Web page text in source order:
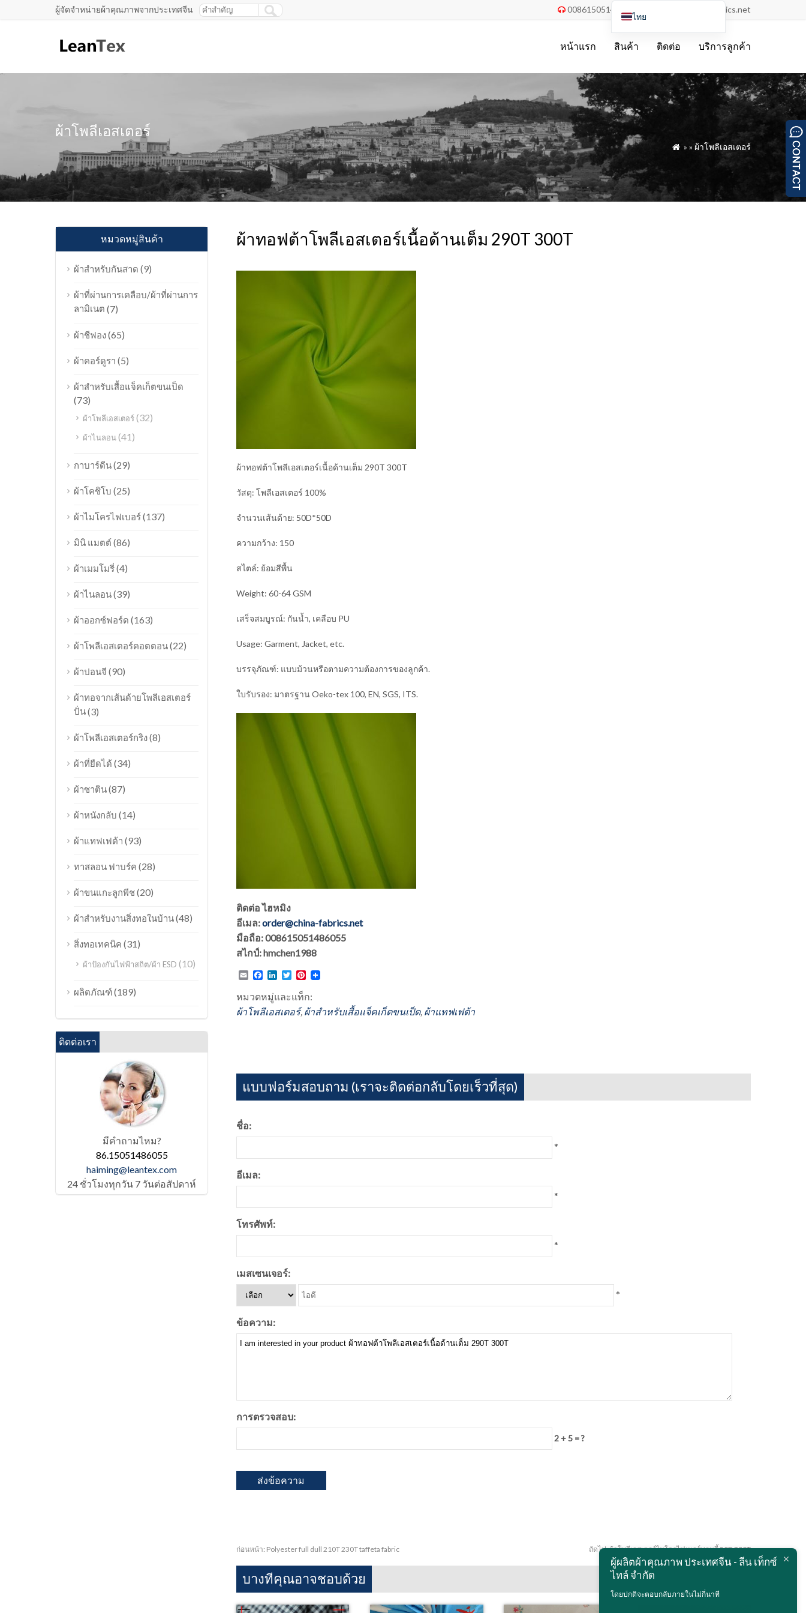
ผู้จัดจำหน่ายผ้าคุณภาพจากประเทศจีน  008615051486055 order@china-fabrics.net
หน้าแรก สินค้า ติดต่อ บริการลูกค้า
ผ้าโพลีเอสเตอร์
 » » ผ้าโพลีเอสเตอร์
ผ้าทอฟต้าโพลีเอสเตอร์เนื้อด้านเต็ม 290T 300T
ผ้าทอฟต้าโพลีเอสเตอร์เนื้อด้านเต็ม 290T 300T
วัสดุ: โพลีเอสเตอร์ 100%
จำนวนเส้นด้าย: 50D*50D
ความกว้าง: 150
สไตล์: ย้อมสีพื้น
Weight: 60-64 GSM
เสร็จสมบูรณ์: กันน้ำ, เคลือบ PU
Usage: Garment, Jacket, etc.
บรรจุภัณฑ์: แบบม้วนหรือตามความต้องการของลูกค้า.
ใบรับรอง: มาตรฐาน Oeko-tex 100, EN, SGS, ITS.
ติดต่อ ไฮหมิง
อีเมล:order@china-fabrics.net
มือถือ: 008615051486055
สไกป์: hmchen1988
EmailFacebook
LinkedIn
TwitterPinterest
หมวดหมู่และแท็ก:
ผ้าโพลีเอสเตอร์, ผ้าสำหรับเสื้อแจ็คเก็ตขนเป็ด, ผ้าแทฟเฟต้า
แบบฟอร์มสอบถาม (เราจะติดต่อกลับโดยเร็วที่สุด)
ชื่อ:
*
อีเมล:
*
โทรศัพท์:
*
เมสเซนเจอร์:
*
ข้อความ:
การตรวจสอบ:
2 + 5 = ?
ก่อนหน้า: Polyester full dull 210T 230T taffeta fabric ถัดไป:ผ้าโพลีเอสเตอร์ไมโครไฟเบอร์พอนจี้ 50D 300T
บางทีคุณอาจชอบด้วย
หมวดหมู่สินค้า
ผ้าสำหรับกันสาด (9)
ผ้าที่ผ่านการเคลือบ/ผ้าที่ผ่านการ
ลามิเนต (7)
ผ้าชีฟอง(65)
ผ้าคอร์ดูรา (5)
ผ้าสำหรับเสื้อแจ็คเก็ตขนเป็ด
(73)
ผ้าโพลีเอสเตอร์(32)
ผ้าไนลอน(41)
กาบาร์ดีน(29)
ผ้าโคชิโบ (25)
ผ้าไมโครไฟเบอร์(137)
มินิ แมตต์(86)
ผ้าเมมโมรี่(4)
ผ้าไนลอน(39)
ผ้าออกซ์ฟอร์ด (163)
ผ้าโพลีเอสเตอร์คอตตอน(22)
ผ้าปอนจี (90)
ผ้าทอจากเส้นด้ายโพลีเอสเตอร์
ปั่น(3)
ผ้าโพลีเอสเตอร์กริง(8)
ผ้าที่ยืดได้(34)
ผ้าซาติน(87)
ผ้าหนังกลับ (14)
ผ้าแทฟเฟต้า (93)
ทาสลอน ฟาบร์ค (28)
ผ้าขนแกะลูกพีช(20)
ผ้าสำหรับงานสิ่งทอในบ้าน(48)
สิ่งทอเทคนิค (31)
ผ้าป้องกันไฟฟ้าสถิต/ผ้า ESD (10)
ผลิตภัณฑ์(189)
ติดต่อเรา
มีคำถามไหม?
86.15051486055
haiming@leantex.com
24 ชั่วโมงทุกวัน 7 วันต่อสัปดาห์
ผู้ผลิตผ้าคุณภาพ ประเทศจีน - ลีน เท็กซ์
ไทล์ จำกัด
โดยปกติจะตอบกลับภายในไม่กี่นาที
ไทย
Deutsch
Français
Italiano
Español
Русский
Türkçe